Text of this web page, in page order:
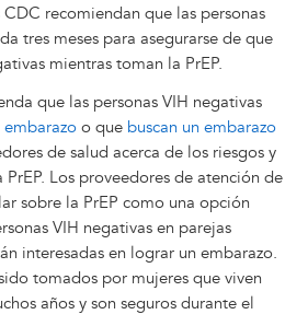
CDC recomiendan que las personas
tres meses para asegurarse de que
mientras toman la PrEP.
que las personas VIH negativas
embarazoo que buscan un embarazo
de salud acerca de los riesgos y
Los proveedores de atención de
sobre la PrEP como una opción
VIH negativas en parejas
interesadas en lograr un embarazo.
tomados por mujeres que viven
años y son seguros durante el